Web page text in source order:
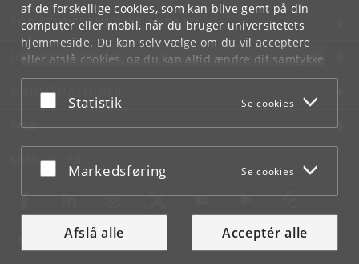
af de forskellige cookies, som kan blive gemt på din
computer eller mobil, når du bruger universitetets
hjemmeside. Du kan selv vælge om du vil acceptere
eller afslå cookies, og du kan altid ændre dit samtykke
underCookie- og privatlivspolitiksom du finder i
bunden af hver side.
Acceptér eller afslå
Statistik Se cookies
Acceptér eller afslå
Markedsføring Se cookies
Afslå alle Acceptér alle
FOR STUDERENDE OG ANSATTE
JOB OG KARRIERE
NØDSITUATIONER
WEB
MØD KU PÅ